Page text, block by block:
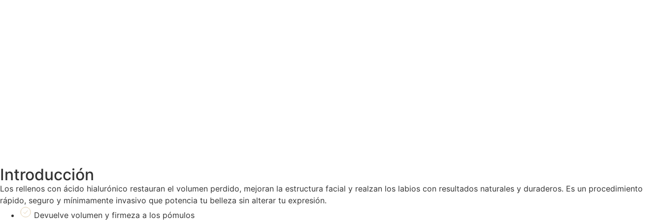
Introducción
Los rellenos con ácido hialurónico restauran el volumen perdido, mejoran la estructura facial y realzan los labios con resultados naturales y duraderos. Es un procedimiento
rápido, seguro y mínimamente invasivo que potencia tu belleza sin alterar tu expresión.
Devuelve volumen y firmeza a los pómulos